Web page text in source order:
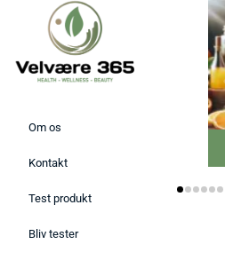
Om os
Kontakt
Test produkt
Bliv tester